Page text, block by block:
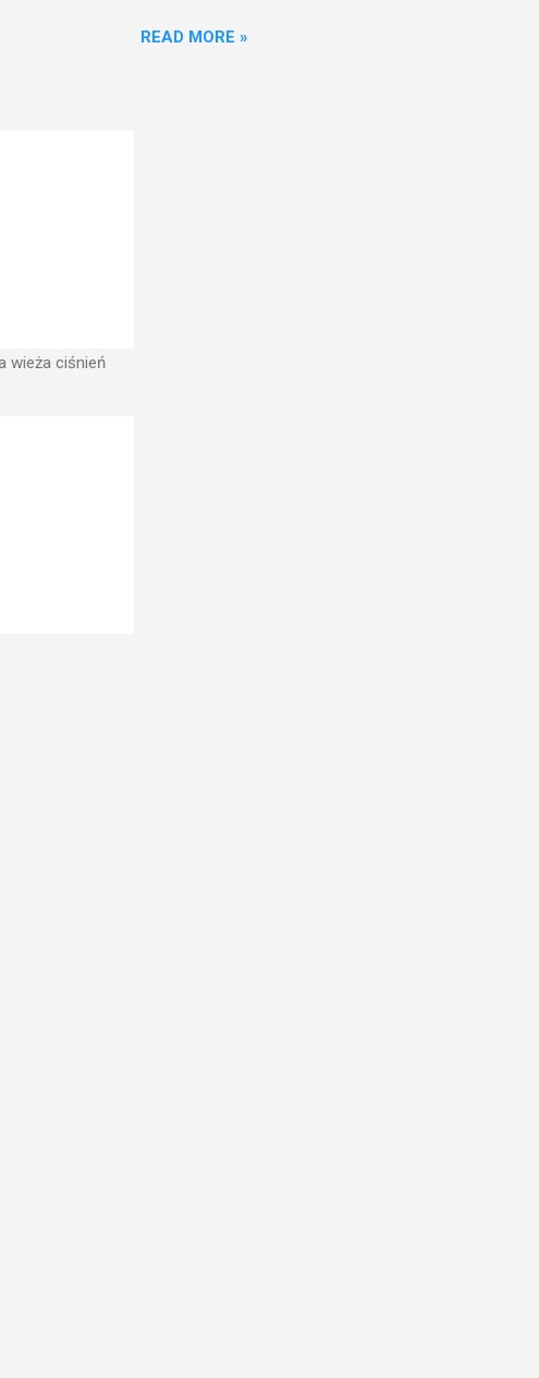
wież ciśnień jest zwiększanie
woda w zbiorniku wieży ciśnień
READ MORE »
wieża ciśnień